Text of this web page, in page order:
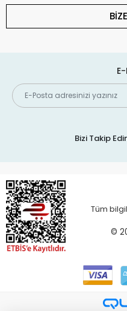
Bizi Takip
Tüm
©